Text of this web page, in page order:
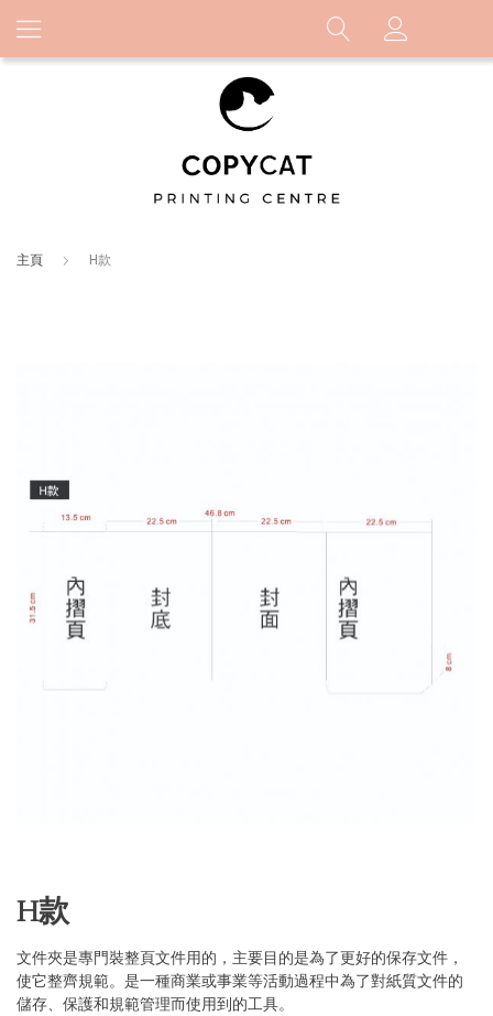
主頁 H款
to
the
of
the
images
gallery
H款
文件夾是專門裝整頁文件用的，主要目的是為了更好的保存文件，
使它整齊規範。是一種商業或事業等活動過程中為了對紙質文件的
儲存、保護和規範管理而使用到的工具。